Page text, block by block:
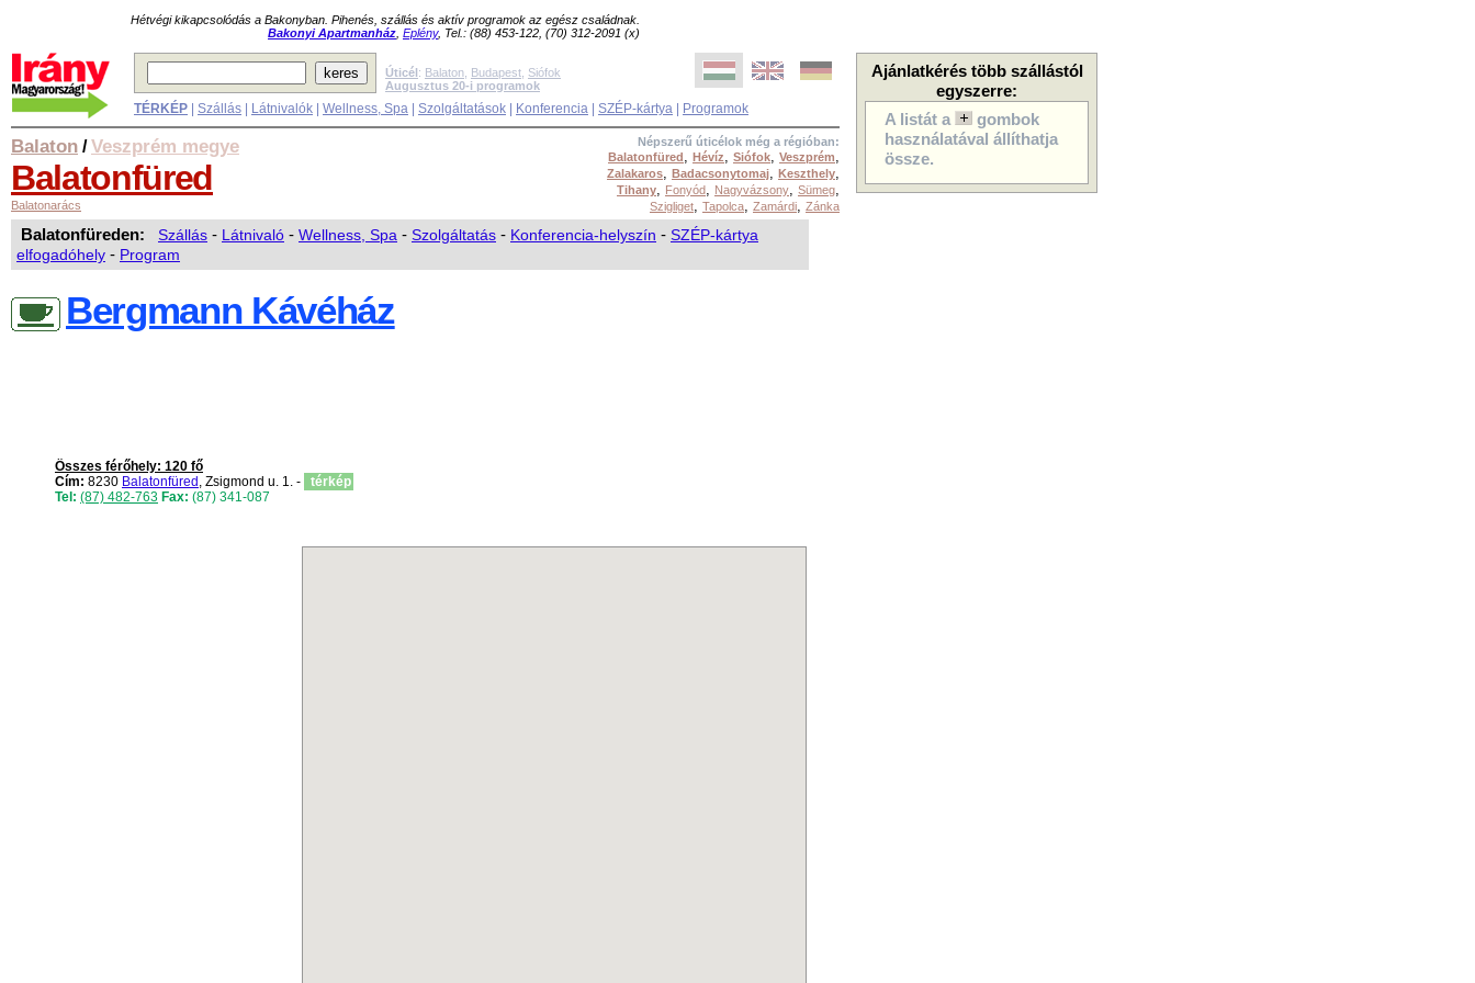
Hétvégi kikapcsolódás a Bakonyban. Pihenés, szállás és aktív programok az egész családnak.
Bakonyi Apartmanház Eplény, Tel.: (88) 453-122, (70) 312-2091 (x)
Ajánlatkérés több szállástól
egyszerre:
A listát a
gombok
használatával állíthatja
össze.
Úticél: Balaton Budapest Siófok
Augusztus 20-i programok
TÉRKÉP Szállás Látnivalók Wellness, Spa Szolgáltatások Konferencia SZÉP-kártya Programok
Népszerű úticélok még a régióban:
Balatonfüred, Hévíz, Siófok, Veszprém,
Zalakaros, Badacsonytomaj, Keszthely,
Tihany, Fonyód, Nagyvázsony, Sümeg,
Szigliget, Tapolca, Zamárdi, Zánka
Balaton /Veszprém megye
Balatonfüred
Balatonarács
Balatonfüreden: Szállás - Látnivaló - Wellness, Spa - Szolgáltatás - Konferencia-helyszín - SZÉP-kártya
elfogadóhely - Program
Bergmann Kávéház
Összes férőhely: 120 fő
Cím: 8230 Balatonfüred , Zsigmond u. 1. -
térkép
Tel: (87) 482-763 Fax: (87) 341-087